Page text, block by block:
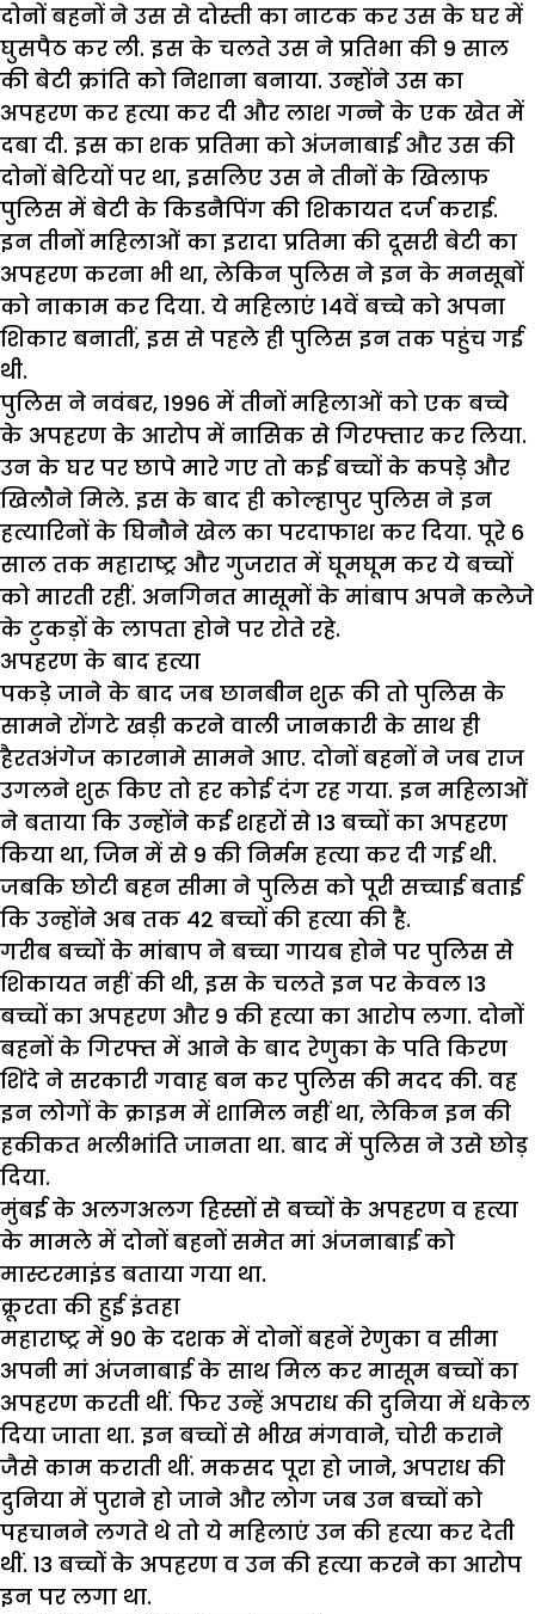
दोनों बहनों ने उस से दोस्ती का नाटक कर उस के घर में
घुसपैठ कर ली. इस के चलते उस ने प्रतिभा की 9 साल
की बेटी क्रांति को निशाना बनाया. उन्होंने उस का
अपहरण कर हत्या कर दी और लाश गन्ने के एक खेत में
दबा दी. इस का शक प्रतिमा को अंजनाबाई और उस की
दोनों बेटियों पर था, इसलिए उस ने तीनों के खिलाफ
पुलिस में बेटी के किडनैपिंग की शिकायत दर्ज कराई.
इन तीनों महिलाओं का इरादा प्रतिमा की दूसरी बेटी का
अपहरण करना भी था, लेकिन पुलिस ने इन के मनसूबों
को नाकाम कर दिया. ये महिलाएं 14वें बच्चे को अपना
शिकार बनातीं, इस से पहले ही पुलिस इन तक पहुंच गई
थी.
पुलिस ने नवंबर, 1996 में तीनों महिलाओं को एक बच्चे
के अपहरण के आरोप में नासिक से गिरफ्तार कर लिया.
उन के घर पर छापे मारे गए तो कई बच्चों के कपड़े और
खिलौने मिले. इस के बाद ही कोल्हापुर पुलिस ने इन
हत्यारिनों के घिनौने खेल का परदाफाश कर दिया. पूरे 6
साल तक महाराष्ट्र और गुजरात में घूमघूम कर ये बच्चों
को मारती रहीं. अनगिनत मासूमों के मांबाप अपने कलेजे
के टुकड़ों के लापता होने पर रोते रहे.
अपहरण के बाद हत्या
पकड़े जाने के बाद जब छानबीन शुरू की तो पुलिस के
सामने रोंगटे खड़ी करने वाली जानकारी के साथ ही
हैरतअंगेज कारनामे सामने आए. दोनों बहनों ने जब राज
उगलने शुरू किए तो हर कोई दंग रह गया. इन महिलाओं
ने बताया कि उन्होंने कई शहरों से 13 बच्चों का अपहरण
किया था, जिन में से 9 की निर्मम हत्या कर दी गई थी.
जबकि छोटी बहन सीमा ने पुलिस को पूरी सच्चाई बताई
कि उन्होंने अब तक 42 बच्चों की हत्या की है.
गरीब बच्चों के मांबाप ने बच्चा गायब होने पर पुलिस से
शिकायत नहीं की थी, इस के चलते इन पर केवल 13
बच्चों का अपहरण और 9 की हत्या का आरोप लगा. दोनों
बहनों के गिरफ्त में आने के बाद रेणुका के पति किरण
शिंदे ने सरकारी गवाह बन कर पुलिस की मदद की. वह
इन लोगों के क्राइम में शामिल नहीं था, लेकिन इन की
हकीकत भलीभांति जानता था. बाद में पुलिस ने उसे छोड़
दिया.
मुंबई के अलगअलग हिस्सों से बच्चों के अपहरण व हत्या
के मामले में दोनों बहनों समेत मां अंजनाबाई को
मास्टरमाइंड बताया गया था.
क्रूरता की हुई इंतहा
महाराष्ट्र में 90 के दशक में दोनों बहनें रेणुका व सीमा
अपनी मां अंजनाबाई के साथ मिल कर मासूम बच्चों का
अपहरण करती थीं. फिर उन्हें अपराध की दुनिया में धकेल
दिया जाता था. इन बच्चों से भीख मंगवाने, चोरी कराने
जैसे काम कराती थीं. मकसद पूरा हो जाने, अपराध की
दुनिया में पुराने हो जाने और लोग जब उन बच्चों को
पहचानने लगते थे तो ये महिलाएं उन की हत्या कर देती
थीं. 13 बच्चों के अपहरण व उन की हत्या करने का आरोप
इन पर लगा था.